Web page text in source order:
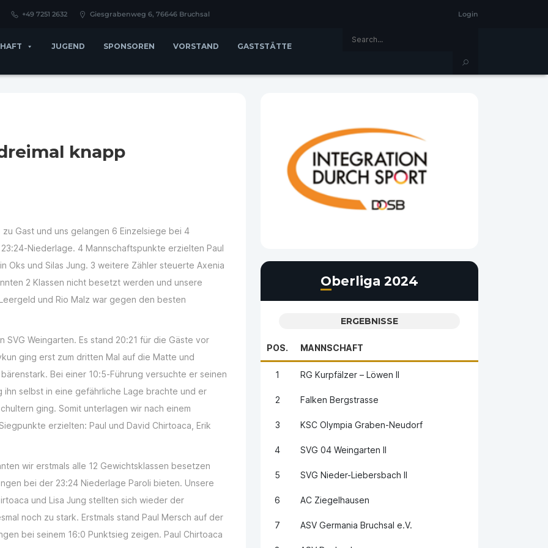
+49 7251 2632 Giesgrabenweg 6, 76646 Bruchsal Login
JUGEND SPONSOREN VORSTAND GASTSTÄTTE
knapp
Gast und uns gelangen 6 Einzelsiege bei 4
Niederlage. 4 Mannschaftspunkte erzielten Paul
Oks und Silas Jung. 3 weitere Zähler steuerte Axenia
2 Klassen nicht besetzt werden und unsere
und Rio Malz war gegen den besten
SVG Weingarten. Es stand 20:21 für die Gäste vor
ging erst zum dritten Mal auf die Matte und
Bei einer 10:5-Führung versuchte er seinen
selbst in eine gefährliche Lage brachte und er
ging. Somit unterlagen wir nach einem
erzielten: Paul und David Chirtoaca, Erik
wir erstmals alle 12 Gewichtsklassen besetzen
bei der 23:24 Niederlage Paroli bieten. Unsere
und Lisa Jung stellten sich wieder der
noch zu stark. Erstmals stand Paul Mersch auf der
bei seinem 16:0 Punktsieg zeigen. Paul Chirtoaca
Oberliga 2024
ERGEBNISSE
POS. MANNSCHAFT
1 RG Kurpfälzer – Löwen II
2 Falken Bergstrasse
3 KSC Olympia Graben-Neudorf
4 SVG 04 Weingarten II
5 SVG Nieder-Liebersbach II
6 AC Ziegelhausen
7 ASV Germania Bruchsal e.V.